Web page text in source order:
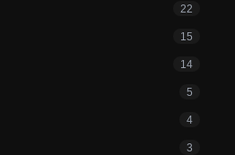
22
15
14
5
4
3